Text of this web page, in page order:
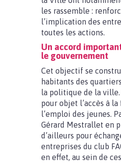
les rassemble :
l’implication des
toutes les actions.
Un accord
le gouvernement
Cet objectif se
habitants des
la politique de la
pour objet l’accès à
l’emploi des jeunes.
Gérard Mestrallet en
d’ailleurs pour
entreprises du club
en effet, au sein de